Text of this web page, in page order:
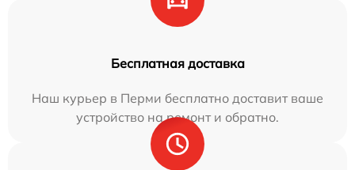
Бесплатная доставка
Наш курьер в Перми бесплатно доставит ваше
устройство на ремонт и обратно.